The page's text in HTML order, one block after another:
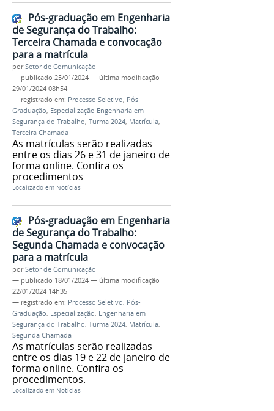
Pós-graduação em Engenharia
de Segurança do Trabalho:
Terceira Chamada e convocação
para a matrícula
porSetor de Comunicação
— publicado 25/01/2024 — última modificação
29/01/2024 08h54
— registrado em: Processo Seletivo, Pós-
Graduação, Especialização Engenharia em
Segurança do Trabalho, Turma 2024, Matrícula,
Terceira Chamada
As matrículas serão realizadas
entre os dias 26 e 31 de janeiro de
forma online. Confira os
procedimentos
Localizado em Notícias
Pós-graduação em Engenharia
de Segurança do Trabalho:
Segunda Chamada e convocação
para a matrícula
porSetor de Comunicação
— publicado 18/01/2024 — última modificação
22/01/2024 14h35
— registrado em: Processo Seletivo, Pós-
Graduação, Especialização, Engenharia em
Segurança do Trabalho, Turma 2024, Matrícula,
Segunda Chamada
As matrículas serão realizadas
entre os dias 19 e 22 de janeiro de
forma online. Confira os
procedimentos.
Localizado em Notícias